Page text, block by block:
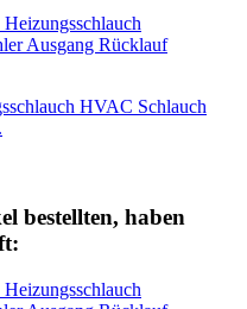
HVAC Schlauch
bestellten, haben